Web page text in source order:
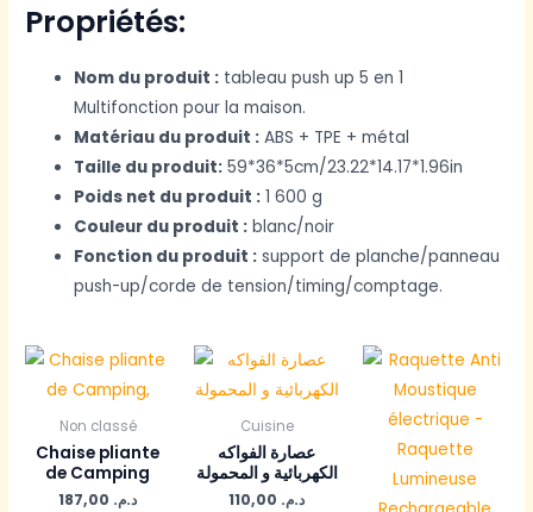
Propriétés:
Nom du produit : tableau push up 5 en 1
Multifonction pour la maison.
Matériau du produit : ABS + TPE + métal
Taille du produit: 59*36*5cm/23.22*14.17*1.96in
Poids net du produit : 1 600 g
Couleur du produit : blanc/noir
Fonction du produit : support de planche/panneau
push-up/corde de tension/timing/comptage.
Non classé
Chaise pliante
de Camping
د.م.
Cuisine
عصارة الفواكه
الكهربائية و المحمولة
د.م.